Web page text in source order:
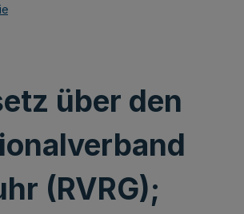
über den
(RVRG);